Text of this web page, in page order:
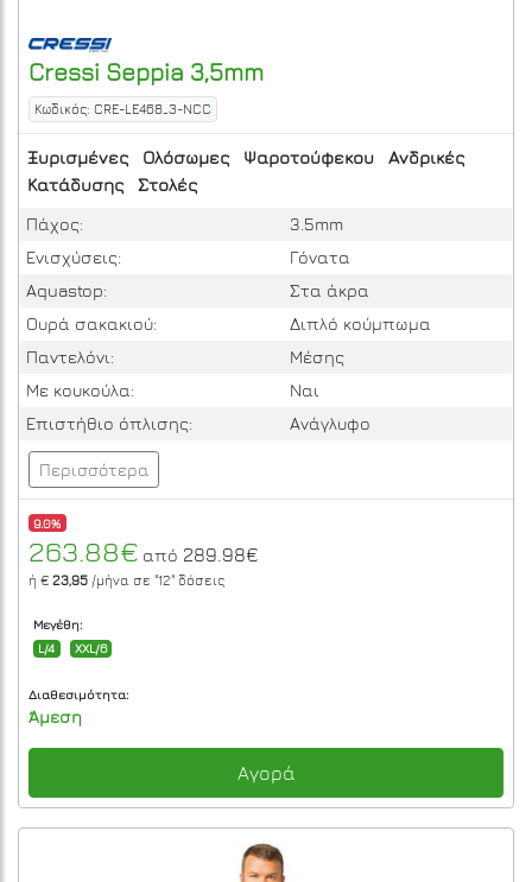
Cressi Seppia 3,5mm
Κωδικός: CRE-LE468_3-NCC
Ξυρισμένες Ολόσωμες Ψαροτούφεκου
Ανδρικές
Κατάδυσης
Στολές
Πάχος:
3.5mm
Ενισχύσεις:
Γόνατα
Aquastop:
Στα άκρα
Ουρά σακακιού:
Διπλό κούμπωμα
Παντελόνι:
Μέσης
Με κουκούλα:
Ναι
Επιστήθιο όπλισης:
Ανάγλυφο
Περισσότερα
9.0%
263.88€ από 289.98€
ή € 23,95 /μήνα σε "12" δόσεις
Μεγέθη:
L/4
XXL/6
Διαθεσιμότητα:
Άμεση
Αγορά